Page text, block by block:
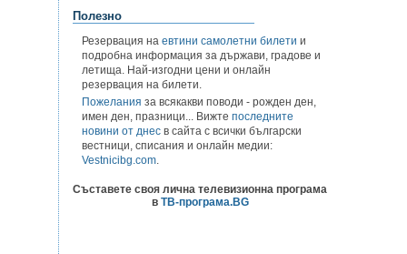
Полезно
Резервация на евтини самолетни билети и
подробна информация за държави, градове и
летища. Най-изгодни цени и онлайн
резервация на билети.
Пожелания за всякакви поводи - рожден ден,
имен ден, празници... Вижте последните
новини от днес в сайта с всички български
вестници, списания и онлайн медии:
Vestnicibg.com.
Съставете своя лична телевизионна програма
в ТВ-програма.BG